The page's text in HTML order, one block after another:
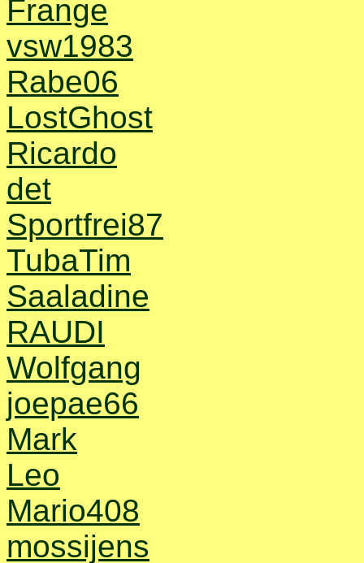
Frange
vsw1983
Rabe06
LostGhost
Ricardo
det
Sportfrei87
TubaTim
Saaladine
RAUDI
Wolfgang
joepae66
Mark
Leo
Mario408
mossijens